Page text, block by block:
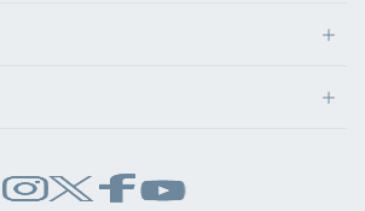
フターサービス
プご利用ガイド